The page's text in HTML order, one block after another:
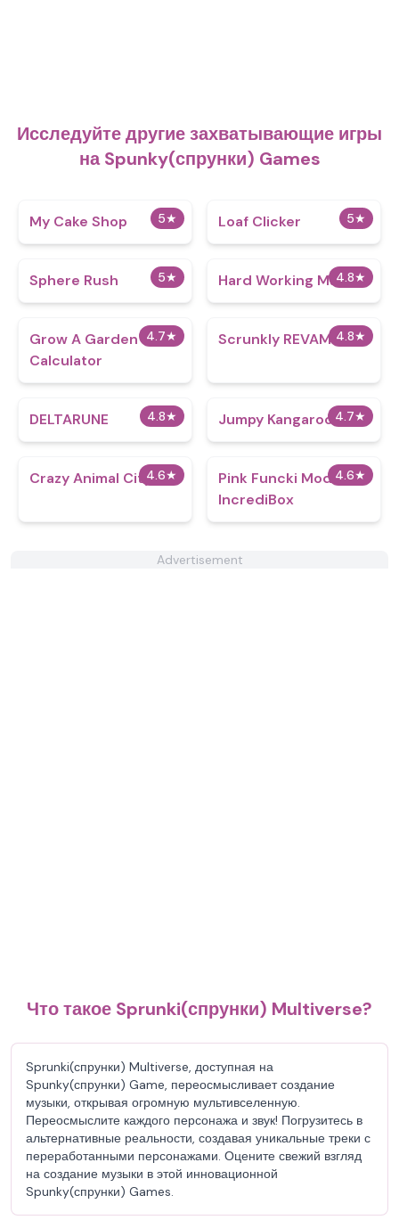
Исследуйте другие захватывающие игры
на Spunky(спрунки) Games
5★
My Cake Shop 5★
Loaf Clicker
5★
Sphere Rush 4.8★
Hard Working Man
4.7★
Grow A Garden
Calculator​
4.8★
Scrunkly REVAMP
4.8★
DELTARUNE 4.7★
Jumpy Kangaroo
4.6★
Crazy Animal City 4.6★
Pink Funcki Mod
IncrediBox
Advertisement
Что такое Sprunki(спрунки) Multiverse?
Sprunki(спрунки) Multiverse, доступная на
Spunky(спрунки) Game, переосмысливает создание
музыки, открывая огромную мультивселенную.
Переосмыслите каждого персонажа и звук! Погрузитесь в
альтернативные реальности, создавая уникальные треки с
переработанными персонажами. Оцените свежий взгляд
на создание музыки в этой инновационной
Spunky(спрунки) Games.